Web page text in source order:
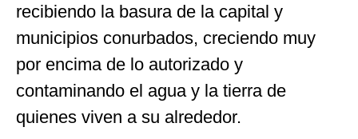
recibiendo la basura de la capital y
municipios conurbados, creciendo muy
por encima de lo autorizado y
contaminando el agua y la tierra de
quienes viven a su alrededor.